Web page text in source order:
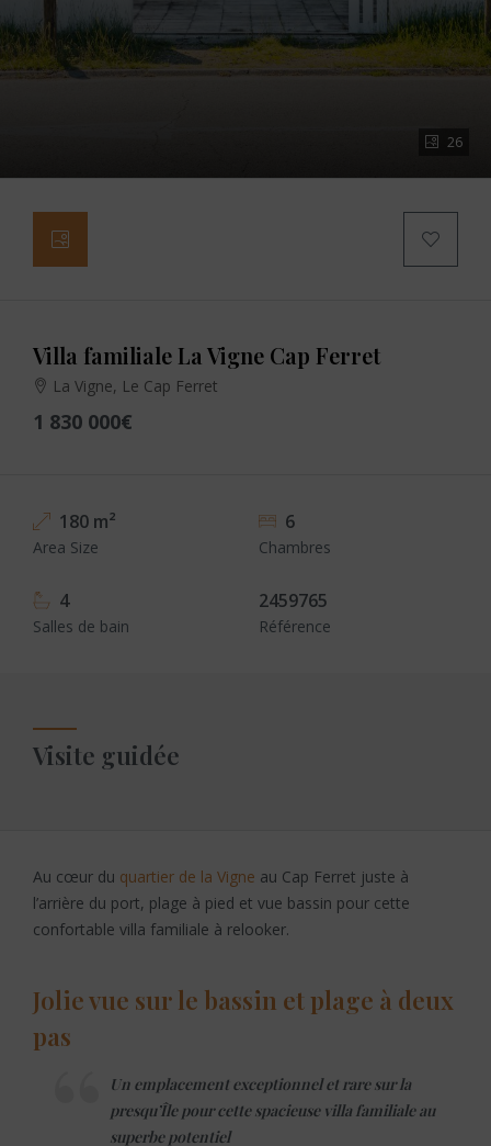
26
Villa familiale La Vigne Cap Ferret
La Vigne, Le Cap Ferret
1 830 000€
180 m²
Area Size
6
Chambres
4
Salles de bain
2459765
Référence
Visite guidée
Au cœur du quartier de la Vigne au Cap Ferret juste à
l’arrière du port, plage à pied et vue bassin pour cette
confortable villa familiale à relooker.
Jolie vue sur le bassin et plage à deux
pas
Un emplacement exceptionnel et rare sur la
presqu’Île pour cette spacieuse villa familiale au
superbe potentiel